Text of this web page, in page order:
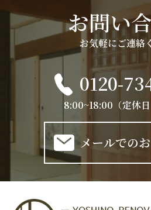
お問い
お気軽にご連絡
0120-
8:00~18:00（定休日
メールでの